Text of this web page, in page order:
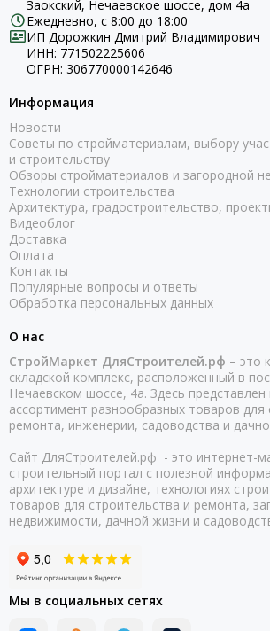
Заокский, Нечаевское шоссе, дом 4а
Ежедневно, с 8:00 до 18:00
ИП Дорожкин Дмитрий Владимирович
ИНН: 771502225606
ОГРН: 306770000142646
Информация
Новости
Советы по стройматериалам, выбору
и строительству
Обзоры стройматериалов и загородной
Технологии строительства
Архитектура, градостроительство,
Видеоблог
Доставка
Оплата
Контакты
Популярные вопросы и ответы
Обработка персональных данных
О нас
СтройМаркет ДляСтроителей.рф – это
складской комплекс, расположенный в
Нечаевском шоссе, 4а. Здесь
ассортимент разнообразных товаров для
ремонта, инженерии, садоводства и
Сайт ДляСтроителей.рф - это интернет-
строительный портал с полезной
архитектуре и дизайне, технологиях
товаров для строительства и ремонта,
недвижимости, дачной жизни и
Мы в социальных сетях